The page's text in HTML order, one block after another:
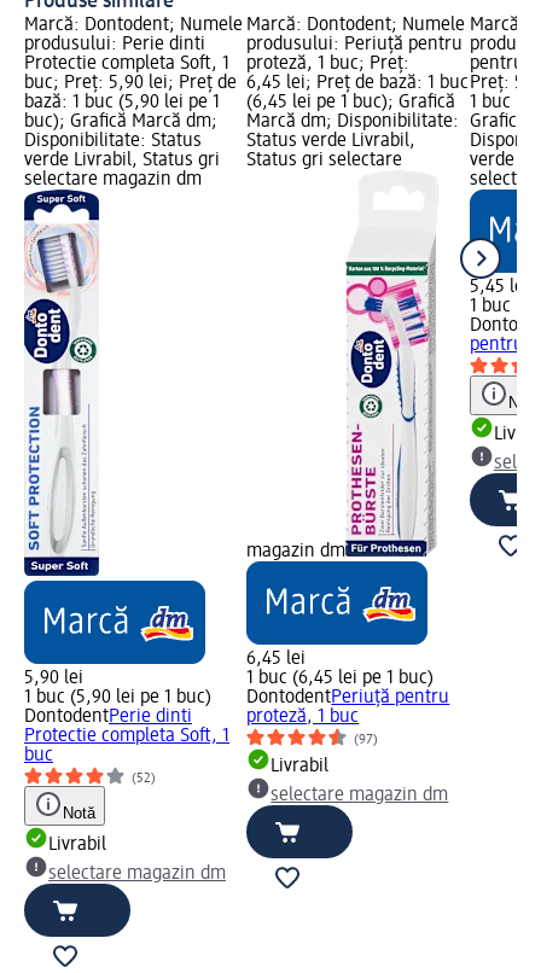
Marcă: Dontodent; Numele
produsului: Perie dinti
Protectie completa Soft, 1
buc; Preț: 5,90 lei; Preț de
bază: 1 buc (5,90 lei pe 1
buc); Grafică Marcă dm;
Disponibilitate: Status
verde Livrabil, Status gri
selectare magazin dm
5,90 lei
1 buc (5,90 lei pe 1 buc)
DontodentPerie dinti
Protectie completa Soft, 1
buc
(52)
Notă
Livrabil
selectare magazin dm
Marcă: Dontodent; Numele
produsului: Periuță pentru
proteză, 1 buc; Preț:
6,45 lei; Preț de bază: 1 buc
(6,45 lei pe 1 buc); Grafică
Marcă dm; Disponibilitate:
Status verde Livrabil,
Status gri selectare
magazin dm
6,45 lei
1 buc (6,45 lei pe 1 buc)
DontodentPeriuță pentru
proteză, 1 buc
(97)
Livrabil
selectare magazin dm
Marcă:
pentru
Preț:
1 buc
Grafică
verde
5,45 lei
1 buc
pentru
Notă